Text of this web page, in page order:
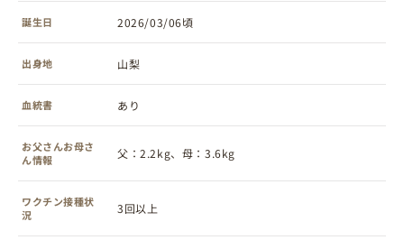
誕生日 2026/03/06頃
出身地 山梨
血統書 あり
お父さんお母さ
ん情報
父：2.2kg、母：3.6kg
ワクチン接種状
況
3回以上